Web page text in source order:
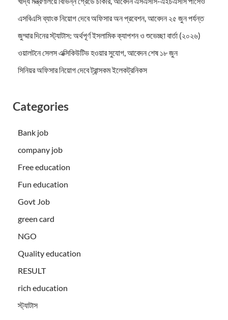
এসবিএসি ব্যাংক নিয়োগ দেবে অফিসার অন প্রবেশন, আবেদন ২৫ জুন পর্যন্ত
জুম্মার দিনের স্ট্যাটাস: অর্থপূর্ণ ইসলামিক ক্যাপশন ও শুভেচ্ছা বার্তা (২০২৬)
ওয়ালটনে সেলস এক্সিকিউটিভ হওয়ার সুযোগ, আবেদন শেষ ১৮ জুন
সিনিয়র অফিসার নিয়োগ দেবে ট্রান্সকম ইলেকট্রনিকস
Categories
Bank job
company job
Free education
Fun education
Govt Job
green card
NGO
Quality education
RESULT
rich education
স্ট্যাটাস